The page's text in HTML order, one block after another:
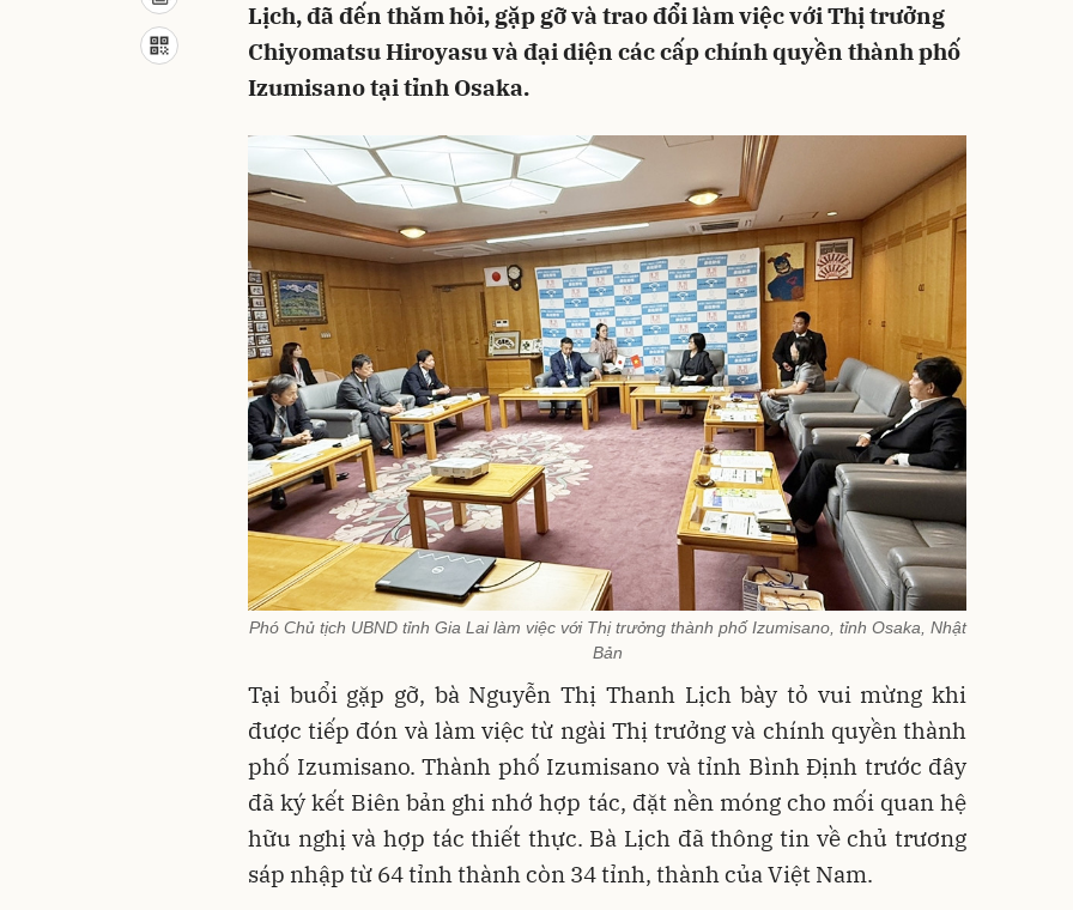
Lịch, đã đến thăm hỏi, gặp gỡ và trao đổi làm việc với Thị trưởng
Chiyomatsu Hiroyasu và đại diện các cấp chính quyền thành phố
Izumisano tại tỉnh Osaka.
Phó Chủ tịch UBND tỉnh Gia Lai làm việc với Thị trưởng thành phố Izumisano, tỉnh Osaka, Nhật
Bản
Tại buổi gặp gỡ, bà Nguyễn Thị Thanh Lịch bày tỏ vui mừng khi
được tiếp đón và làm việc từ ngài Thị trưởng và chính quyền thành
phố Izumisano. Thành phố Izumisano và tỉnh Bình Định trước đây
đã ký kết Biên bản ghi nhớ hợp tác, đặt nền móng cho mối quan hệ
hữu nghị và hợp tác thiết thực. Bà Lịch đã thông tin về chủ trương
sáp nhập từ 64 tỉnh thành còn 34 tỉnh, thành của Việt Nam.